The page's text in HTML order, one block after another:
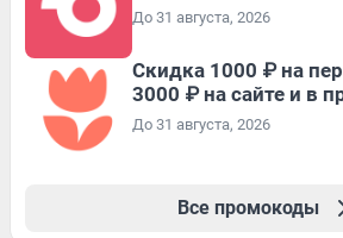
До 31 августа, 2026
Скидка 1000 ₽ на
3000 ₽ на сайте и в
До 31 августа, 2026
Все промокоды